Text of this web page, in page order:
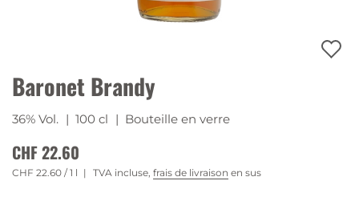
Baronet Brandy
36% Vol. | 100 cl | Bouteille en verre
CHF 22.60
CHF 22.60 / 1 l TVA incluse, frais de livraison en sus